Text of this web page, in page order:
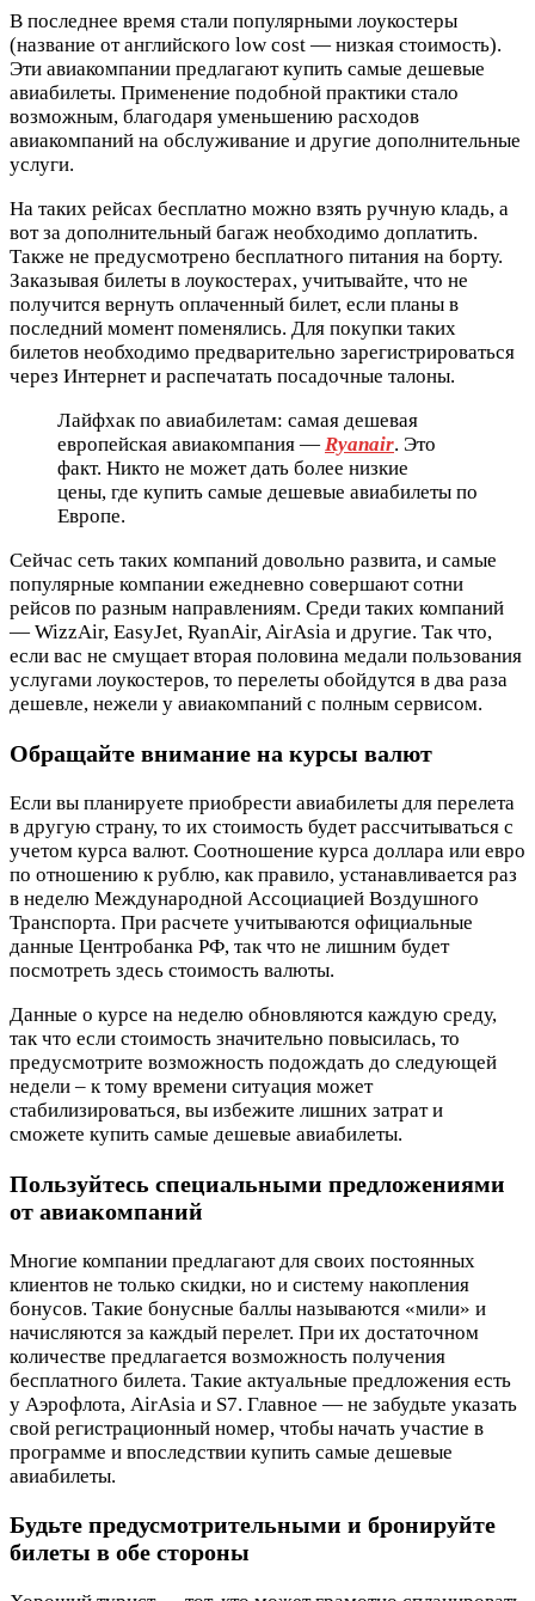
В последнее время стали популярными лоукостеры
(название от английского low cost — низкая стоимость).
Эти авиакомпании предлагают купить самые дешевые
авиабилеты. Применение подобной практики стало
возможным, благодаря уменьшению расходов
авиакомпаний на обслуживание и другие дополнительные
услуги.
На таких рейсах бесплатно можно взять ручную кладь, а
вот за дополнительный багаж необходимо доплатить.
Также не предусмотрено бесплатного питания на борту.
Заказывая билеты в лоукостерах, учитывайте, что не
получится вернуть оплаченный билет, если планы в
последний момент поменялись. Для покупки таких
билетов необходимо предварительно зарегистрироваться
через Интернет и распечатать посадочные талоны.
Лайфхак по авиабилетам: самая дешевая
европейская авиакомпания — Ryanair. Это
факт. Никто не может дать более низкие
цены, где купить самые дешевые авиабилеты по
Европе.
Сейчас сеть таких компаний довольно развита, и самые
популярные компании ежедневно совершают сотни
рейсов по разным направлениям. Среди таких компаний
— WizzAir, EasyJet, RyanAir, AirAsia и другие. Так что,
если вас не смущает вторая половина медали пользования
услугами лоукостеров, то перелеты обойдутся в два раза
дешевле, нежели у авиакомпаний с полным сервисом.
Обращайте внимание на курсы валют
Если вы планируете приобрести авиабилеты для перелета
в другую страну, то их стоимость будет рассчитываться с
учетом курса валют. Соотношение курса доллара или евро
по отношению к рублю, как правило, устанавливается раз
в неделю Международной Ассоциацией Воздушного
Транспорта. При расчете учитываются официальные
данные Центробанка РФ, так что не лишним будет
посмотреть здесь стоимость валюты.
Данные о курсе на неделю обновляются каждую среду,
так что если стоимость значительно повысилась, то
предусмотрите возможность подождать до следующей
недели – к тому времени ситуация может
стабилизироваться, вы избежите лишних затрат и
сможете купить самые дешевые авиабилеты.
Пользуйтесь специальными предложениями
от авиакомпаний
Многие компании предлагают для своих постоянных
клиентов не только скидки, но и систему накопления
бонусов. Такие бонусные баллы называются «мили» и
начисляются за каждый перелет. При их достаточном
количестве предлагается возможность получения
бесплатного билета. Такие актуальные предложения есть
у Аэрофлота, AirAsia и S7. Главное — не забудьте указать
свой регистрационный номер, чтобы начать участие в
программе и впоследствии купить самые дешевые
авиабилеты.
Будьте предусмотрительными и бронируйте
билеты в обе стороны